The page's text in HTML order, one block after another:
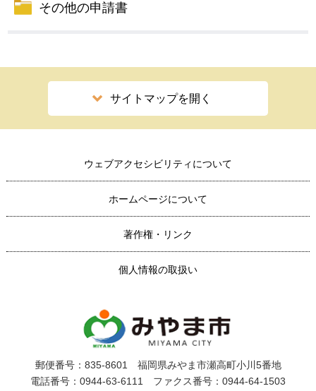
その他の申請書
サイトマップを開く
ウェブアクセシビリティについて
ホームページについて
著作権・リンク
個人情報の取扱い
郵便番号：835-8601 福岡県みやま市瀬高町小川5番地
電話番号：0944-63-6111 ファクス番号：0944-64-1503